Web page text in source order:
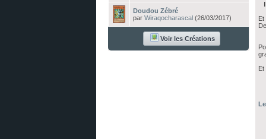
Doudou Zébré
par Wiraqocharascal (26/03/2017)
Voir les Créations
Il
Et
Et